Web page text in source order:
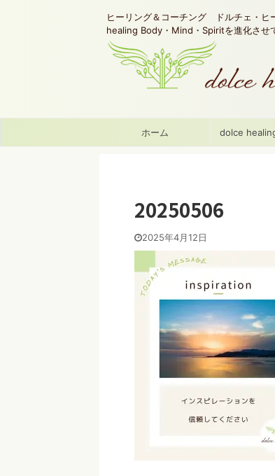
ヒーリング＆コーチング ドルチェ・
healing Body・Mind・Spiritを進化させ
ホーム dolce
20250506
2025年4月12日